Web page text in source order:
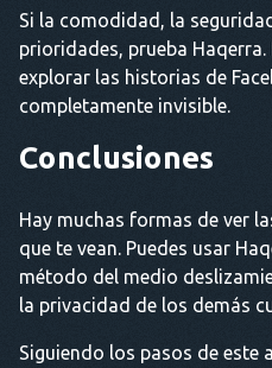
Si la comodidad, la
prioridades, prueba
explorar las historias de
completamente invisible.
Conclusiones
Hay muchas formas de ver
que te vean. Puedes usar
método del medio
la privacidad de los demás
Siguiendo los pasos de